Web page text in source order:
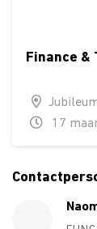
Finance &
17